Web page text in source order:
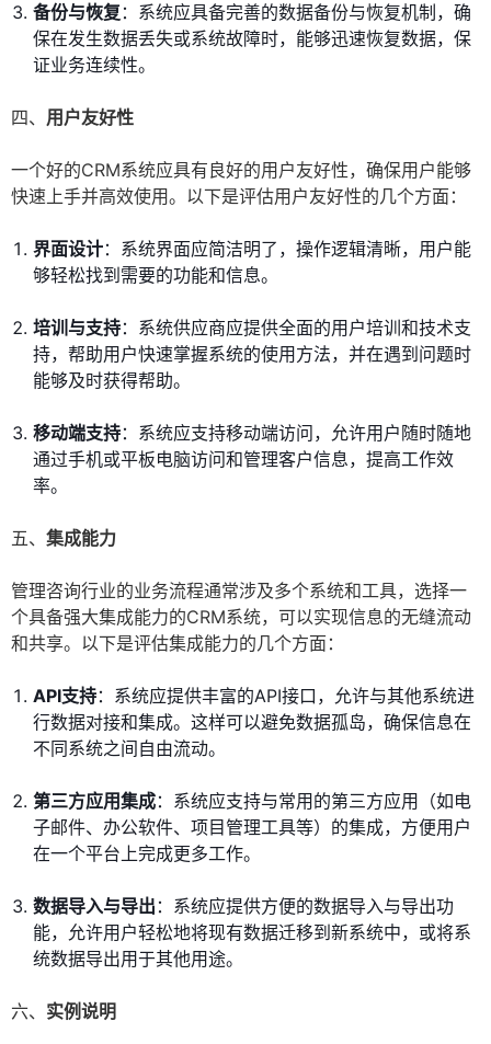
备份与恢复 ：系统应具备完善的数据备份与恢复机制，确
保在发生数据丢失或系统故障时，能够迅速恢复数据，保
证业务连续性。
四、 用户友好性
一个好的CRM系统应具有良好的用户友好性，确保用户能够
快速上手并高效使用。以下是评估用户友好性的几个方面：
界面设计：系统界面应简洁明了，操作逻辑清晰，用户能
够轻松找到需要的功能和信息。
培训与支持：系统供应商应提供全面的用户培训和技术支
持，帮助用户快速掌握系统的使用方法，并在遇到问题时
能够及时获得帮助。
移动端支持：系统应支持移动端访问，允许用户随时随地
通过手机或平板电脑访问和管理客户信息，提高工作效
率。
五、 集成能力
管理咨询行业的业务流程通常涉及多个系统和工具，选择一
个具备强大集成能力的CRM系统，可以实现信息的无缝流动
和共享。以下是评估集成能力的几个方面：
API支持：系统应提供丰富的API接口，允许与其他系统进
行数据对接和集成。这样可以避免数据孤岛，确保信息在
不同系统之间自由流动。
第三方应用集成：系统应支持与常用的第三方应用（如电
子邮件、办公软件、项目管理工具等）的集成，方便用户
在一个平台上完成更多工作。
数据导入与导出 ：系统应提供方便的数据导入与导出功
能，允许用户轻松地将现有数据迁移到新系统中，或将系
统数据导出用于其他用途。
六、 实例说明